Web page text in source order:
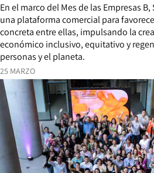
25 MARZO
En el marco del Mes de las Empresas
una plataforma comercial para
concreta entre ellas, impulsando la
económico inclusivo, equitativo y
personas y el planeta.